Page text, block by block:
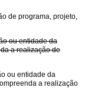
de programa, projeto,
ou entidade da
a realização de
ou entidade da
a realização